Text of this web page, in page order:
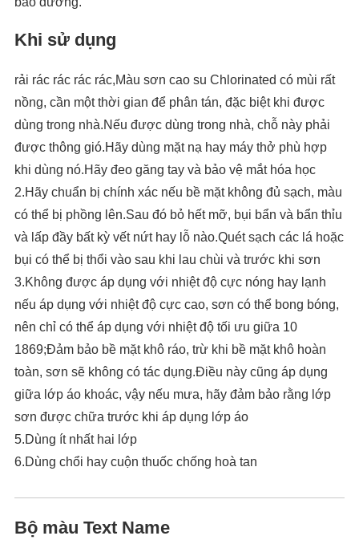
Khi sử dụng
rải rác rác rác rác,Màu sơn cao su Chlorinated có mùi rất
nồng, cần một thời gian để phân tán, đặc biệt khi được
dùng trong nhà.Nếu được dùng trong nhà, chỗ này phải
được thông gió.Hãy dùng mặt nạ hay máy thở phù hợp
khi dùng nó.Hãy đeo găng tay và bảo vệ mắt hóa học
2.Hãy chuẩn bị chính xác nếu bề mặt không đủ sạch, màu
có thể bị phồng lên.Sau đó bỏ hết mỡ, bụi bẩn và bẩn thỉu
và lấp đầy bất kỳ vết nứt hay lỗ nào.Quét sạch các lá hoặc
bụi có thể bị thổi vào sau khi lau chùi và trước khi sơn
3.Không được áp dụng với nhiệt độ cực nóng hay lạnh
nếu áp dụng với nhiệt độ cực cao, sơn có thể bong bóng,
nên chỉ có thể áp dụng với nhiệt độ tối ưu giữa 10
1869;Đảm bảo bề mặt khô ráo, trừ khi bề mặt khô hoàn
toàn, sơn sẽ không có tác dụng.Điều này cũng áp dụng
giữa lớp áo khoác, vậy nếu mưa, hãy đảm bảo rằng lớp
sơn được chữa trước khi áp dụng lớp áo
5.Dùng ít nhất hai lớp
6.Dùng chổi hay cuộn thuốc chống hoà tan
Bộ màu Text Name